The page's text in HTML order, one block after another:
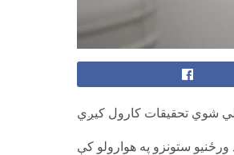
شوي تحقیقات کارول کیږي
ستونزو په هوارولو کې